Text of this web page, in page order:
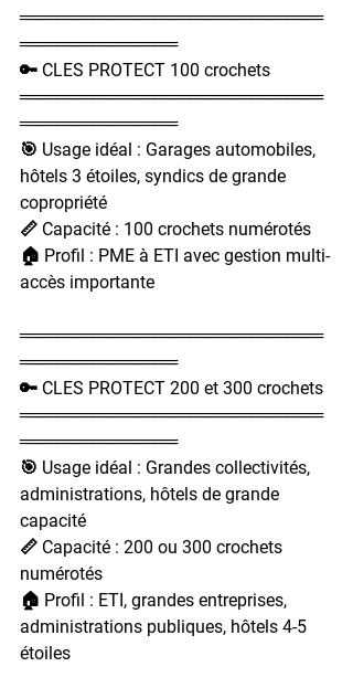
═════════════════════════
═════════════
🔑 CLES PROTECT 100 crochets
═════════════════════════
═════════════
🎯 Usage idéal : Garages automobiles,
hôtels 3 étoiles, syndics de grande
copropriété
📏 Capacité : 100 crochets numérotés
🏠 Profil : PME à ETI avec gestion multi-
accès importante
═════════════════════════
═════════════
🔑 CLES PROTECT 200 et 300 crochets
═════════════════════════
═════════════
🎯 Usage idéal : Grandes collectivités,
administrations, hôtels de grande
capacité
📏 Capacité : 200 ou 300 crochets
numérotés
🏠 Profil : ETI, grandes entreprises,
administrations publiques, hôtels 4-5
étoiles